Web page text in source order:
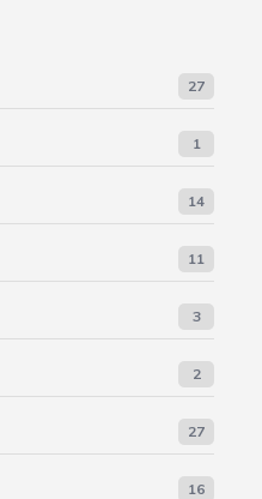
27
1
14
11
3
2
27
16